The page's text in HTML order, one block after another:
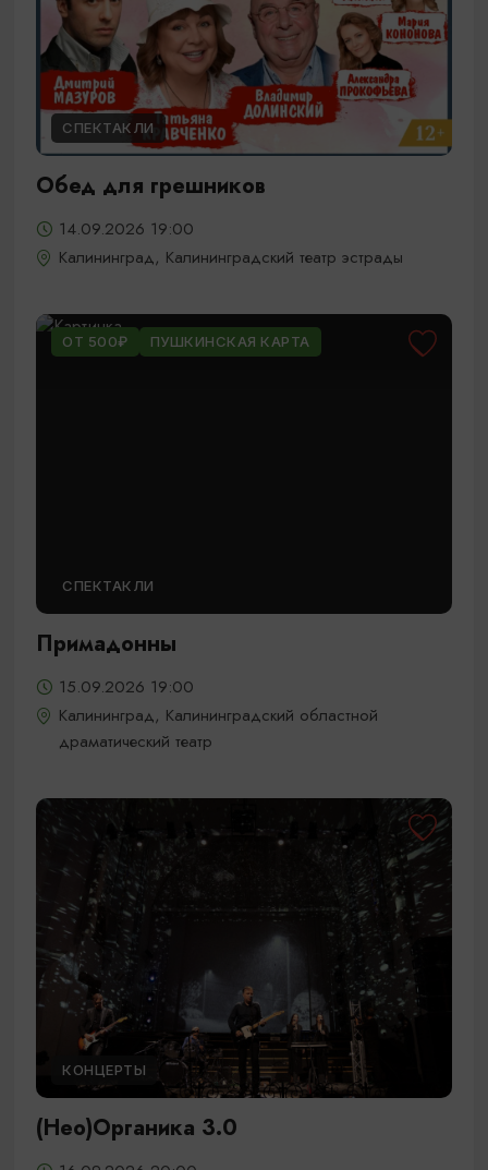
СПЕКТАКЛИ
Обед для грешников
14.09.2026 19:00
Калининград, Калининградский театр эстрады
ОТ 500₽ ПУШКИНСКАЯ КАРТА
СПЕКТАКЛИ
Примадонны
15.09.2026 19:00
Калининград, Калининградский областной
драматический театр
КОНЦЕРТЫ
(Нео)Органика 3.0